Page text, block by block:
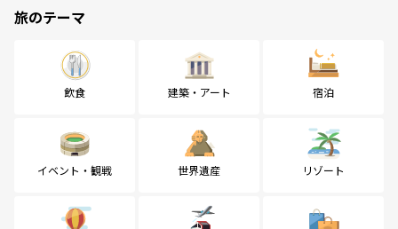
旅のテーマ
飲食 建築・アート 宿泊
イベント・観戦 世界遺産 リゾート